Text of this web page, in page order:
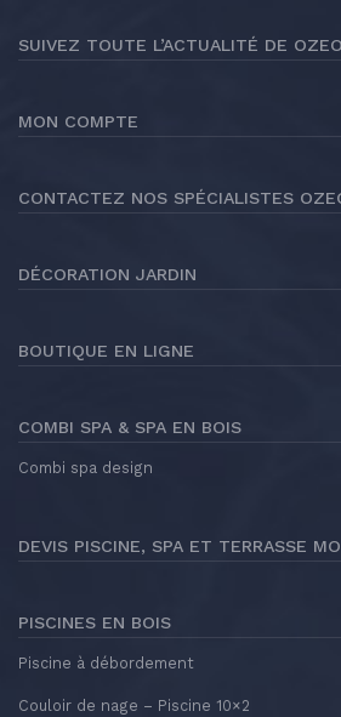
SUIVEZ TOUTE L’ACTUALITÉ DE
MON COMPTE
CONTACTEZ NOS SPÉCIALISTES
DÉCORATION JARDIN
BOUTIQUE EN LIGNE
COMBI SPA & SPA EN BOIS
Combi spa design
DEVIS PISCINE, SPA ET TERRASSE
PISCINES EN BOIS
Piscine à débordement
Couloir de nage – Piscine 10×2